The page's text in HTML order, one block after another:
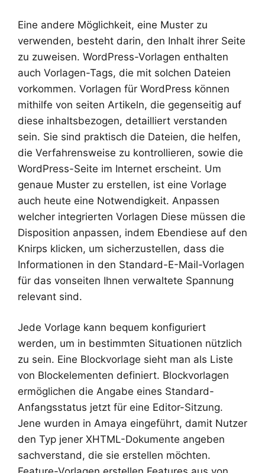
Eine andere Möglichkeit, eine Muster zu
verwenden, besteht darin, den Inhalt ihrer Seite
zu zuweisen. WordPress-Vorlagen enthalten
auch Vorlagen-Tags, die mit solchen Dateien
vorkommen. Vorlagen für WordPress können
mithilfe von seiten Artikeln, die gegenseitig auf
diese inhaltsbezogen, detailliert verstanden
sein. Sie sind praktisch die Dateien, die helfen,
die Verfahrensweise zu kontrollieren, sowie die
WordPress-Seite im Internet erscheint. Um
genaue Muster zu erstellen, ist eine Vorlage
auch heute eine Notwendigkeit. Anpassen
welcher integrierten Vorlagen Diese müssen die
Disposition anpassen, indem Ebendiese auf den
Knirps klicken, um sicherzustellen, dass die
Informationen in den Standard-E-Mail-Vorlagen
für das vonseiten Ihnen verwaltete Spannung
relevant sind.
Jede Vorlage kann bequem konfiguriert
werden, um in bestimmten Situationen nützlich
zu sein. Eine Blockvorlage sieht man als Liste
von Blockelementen definiert. Blockvorlagen
ermöglichen die Angabe eines Standard-
Anfangsstatus jetzt für eine Editor-Sitzung.
Jene wurden in Amaya eingeführt, damit Nutzer
den Typ jener XHTML-Dokumente angeben
sachverstand, die sie erstellen möchten.